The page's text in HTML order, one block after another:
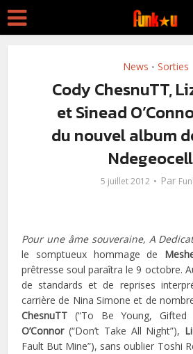
News • Sorties
Cody ChesnuTT,
et Sinead
du nouvel album
5 juillet 2012 Par
Pour une âme souveraine, A
le somptueux hommage de
prêtresse soul paraîtra le 9 octobre.
de standards et de reprises
carrière de Nina Simone et de
ChesnuTT (“To Be Young, Gifted
O’Connor(“Don’t Take All Night”),
Fault But Mine”), sans oublier Toshi